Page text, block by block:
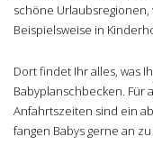
schöne
Beispielsweise in
Dort findet Ihr alles, was
Babyplanschbecken. Für
Anfahrtszeiten sind ein
fangen Babys gerne an